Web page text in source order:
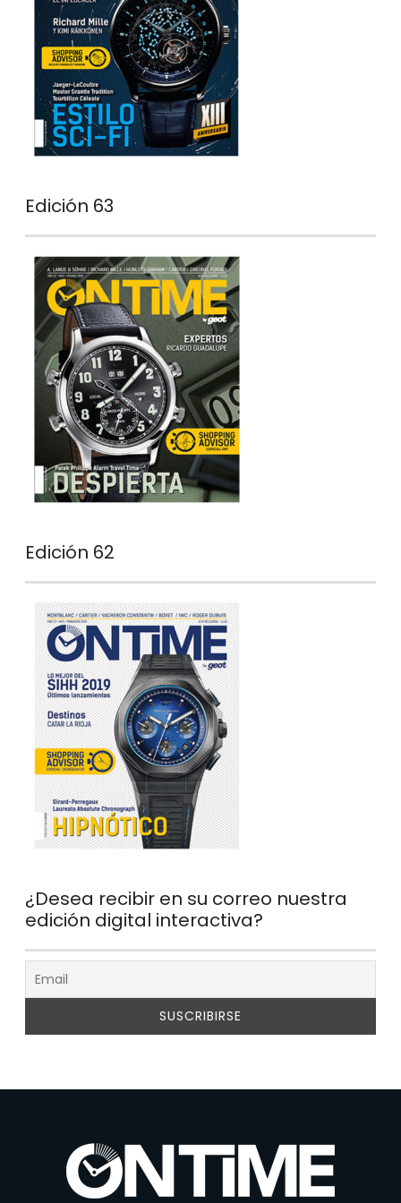
Edición 63
Edición 62
¿Desea recibir en su correo nuestra
edición digital interactiva?